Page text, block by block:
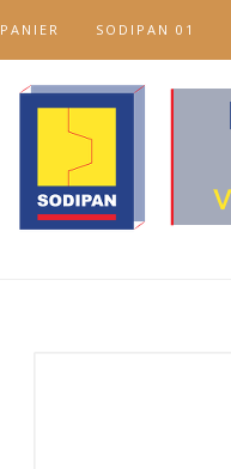
PANIER SODIPAN 01